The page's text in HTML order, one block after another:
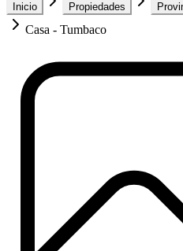
Inicio Propiedades
Casa - Tumbaco